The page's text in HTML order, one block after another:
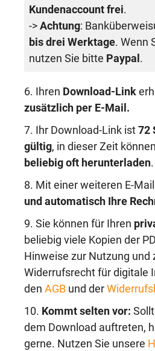
Kundenaccount frei.
-> Achtung:
bis drei Werktage. Wenn
nutzen Sie bitte Paypal .
6. Ihren Download-Link
zusätzlich per E-Mail.
7. Ihr Download-Link ist 72
gültig, in dieser Zeit
beliebig oft herunterladen.
8. Mit einer weiteren E-
und automatisch Ihre
9. Sie können für Ihren
beliebig viele Kopien der
Hinweise zur Nutzung und
Widerrufsrecht für digitale
den AGB und der
10. Kommt selten vor:
dem Download auftreten,
gerne. Nutzen Sie unsere